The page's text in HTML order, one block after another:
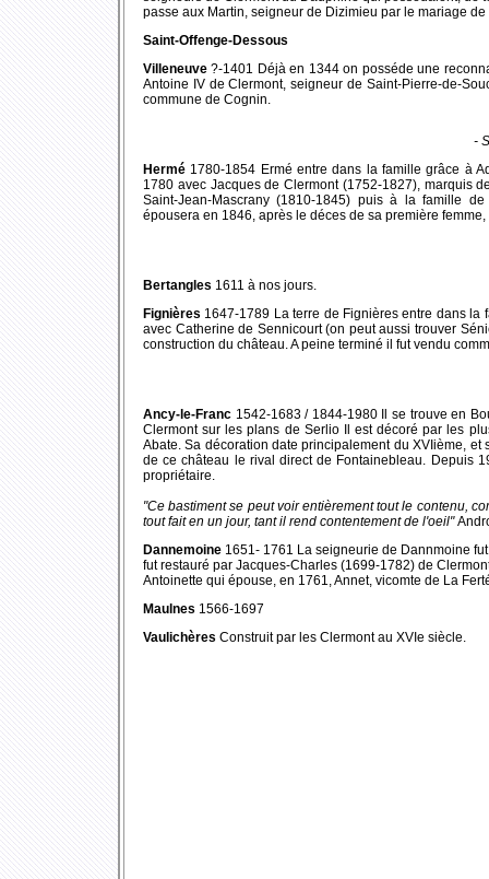
passe aux Martin, seigneur de Dizimieu par le mariage
Saint-Offenge-Dessous
Villeneuve?-1401 Déjà en 1344 on posséde une
Antoine IV de Clermont, seigneur de Saint-Pierre-de-
commune de Cognin.
-
Hermé 1780-1854 Ermé entre dans la famille grâce à
1780 avec Jacques de Clermont (1752-1827), marquis
Saint-Jean-Mascrany (1810-1845) puis à la famille
épousera en 1846, après le déces de sa première
Bertangles 1611 à nos jours.
Fignières 1647-1789 La terre de Fignières entre dans la
avec Catherine de Sennicourt (on peut aussi trouver
construction du château. A peine terminé il fut vendu
Ancy-le-Franc 1542-1683 / 1844-1980 Il se trouve en
Clermont sur les plans de Serlio Il est décoré par les
Abate. Sa décoration date principalement du XVIième,
de ce château le rival direct de Fontainebleau. Depuis
propriétaire.
"Ce bastiment se peut voir entièrement tout le contenu,
tout fait en un jour, tant il rend contentement de l'oeil"
Dannemoine 1651- 1761 La seigneurie de Dannmoine
fut restauré par Jacques-Charles (1699-1782) de
Antoinette qui épouse, en 1761, Annet, vicomte de La
Maulnes 1566-1697
Vaulichères Construit par les Clermont au XVIe siècle.